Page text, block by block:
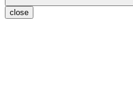
close